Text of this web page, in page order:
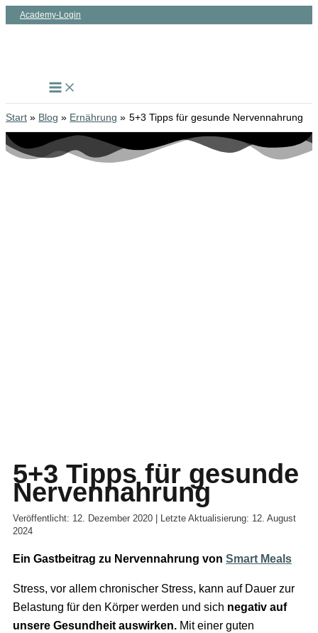
ZumAcademy-Login
Start Blog Ernährung 5+3 Tipps für gesunde Nervennahrung
5+3 Tipps für gesunde
Nervennahrung
Veröffentlicht: 12. Dezember 2020 | Letzte Aktualisierung: 12. August
2024
Ein Gastbeitrag zu Nervennahrung von Smart Meals
Stress, vor allem chronischer Stress, kann auf Dauer zur
Belastung für den Körper werden und sich negativ auf
unsere Gesundheit auswirken. Mit einer guten